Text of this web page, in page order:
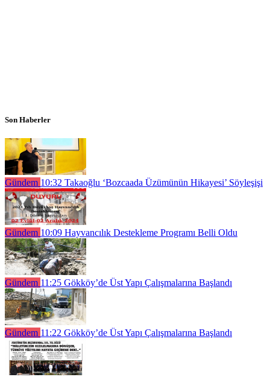
Son Haberler
Gündem 10:32 Takaoğlu ‘Bozcaada Üzümünün Hikayesi’ Söyleşişi
Gündem 10:09 Hayvancılık Destekleme Programı Belli Oldu
Gündem 11:25 Gökköy’de Üst Yapı Çalışmalarına Başlandı
Gündem 11:22 Gökköy’de Üst Yapı Çalışmalarına Başlandı